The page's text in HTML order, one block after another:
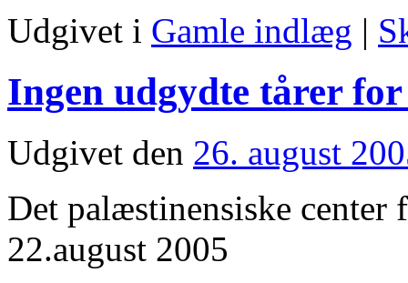
Udgivet i Gamle indlæg |
Ingen udgydte tårer
Udgivet den 26. august
Det palæstinensiske center
22.august 2005